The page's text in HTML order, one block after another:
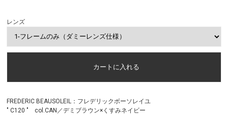
レンズ
FREDERIC BEAUSOLEIL：フレデリックボーソレイユ
" C120 " col.CAN／デミブラウン×くすみネイビー